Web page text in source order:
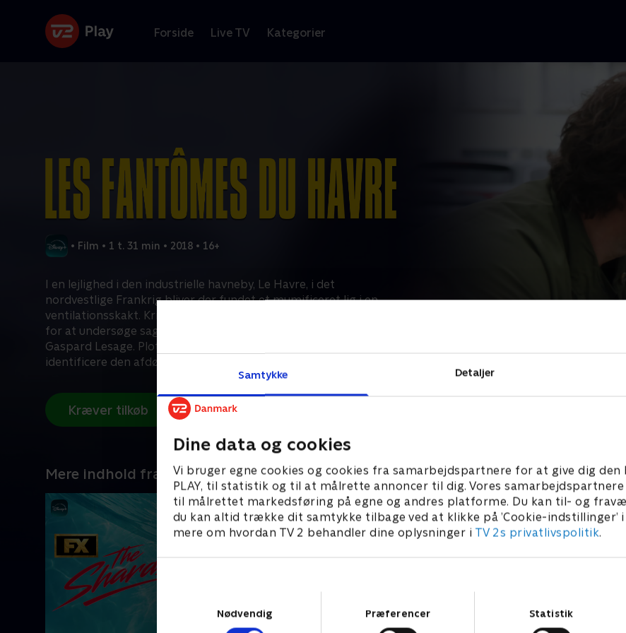
Samtykke Detaljer
Dine data og cookies
Vi bruger egne cookies og cookies fra samarbejdspartnere for at give dig den
PLAY, til statistik og til at målrette annoncer til dig. Vores
til målrettet markedsføring på egne og andres platforme. Du kan til- og
du kan altid trække dit samtykke tilbage ved at klikke på ’Cookie-indstillinger’
mere om hvordan TV 2 behandler dine oplysninger i TV 2s privatlivspolitik.
Nødvendig
Præferencer Statistik
Forside Live TV Kategorier
• Film • 1 t. 31 min • 2018 • 16+
I en lejlighed i den industrielle havneby, Le Havre, i det
nordvestlige Frankrig bliver der fundet et mumificeret lig i en
ventilationsskakt. Kriminalbetjent Ariane Salles bliver sendt ud
for at undersøge sagen sammen med sin ven og kollega
Gaspard Lesage. Plottet udvikler sig, mens de forsøger at
identificere den afdøde. Et respekteret lokalt familiemedlem ser
Kræver tilkøb
Mere indhold fra Disney+